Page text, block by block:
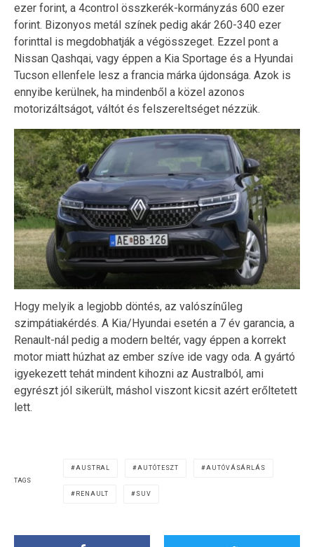
ezer forint, a 4control összkerék-kormányzás 600 ezer
forint. Bizonyos metál színek pedig akár 260-340 ezer
forinttal is megdobhatják a végösszeget. Ezzel pont a
Nissan Qashqai, vagy éppen a Kia Sportage és a Hyundai
Tucson ellenfele lesz a francia márka újdonsága. Azok is
ennyibe kerülnek, ha mindenből a közel azonos
motorizáltságot, váltót és felszereltséget nézzük.
Hogy melyik a legjobb döntés, az valószínűleg
szimpátiakérdés. A Kia/Hyundai esetén a 7 év garancia, a
Renault-nál pedig a modern beltér, vagy éppen a korrekt
motor miatt húzhat az ember szíve ide vagy oda. A gyártó
igyekezett tehát mindent kihozni az Australból, ami
egyrészt jól sikerült, máshol viszont kicsit azért erőltetett
lett.
TAGS
AUSTRAL AUTÓTESZT AUTÓVÁSÁRLÁS
RENAULT SUV